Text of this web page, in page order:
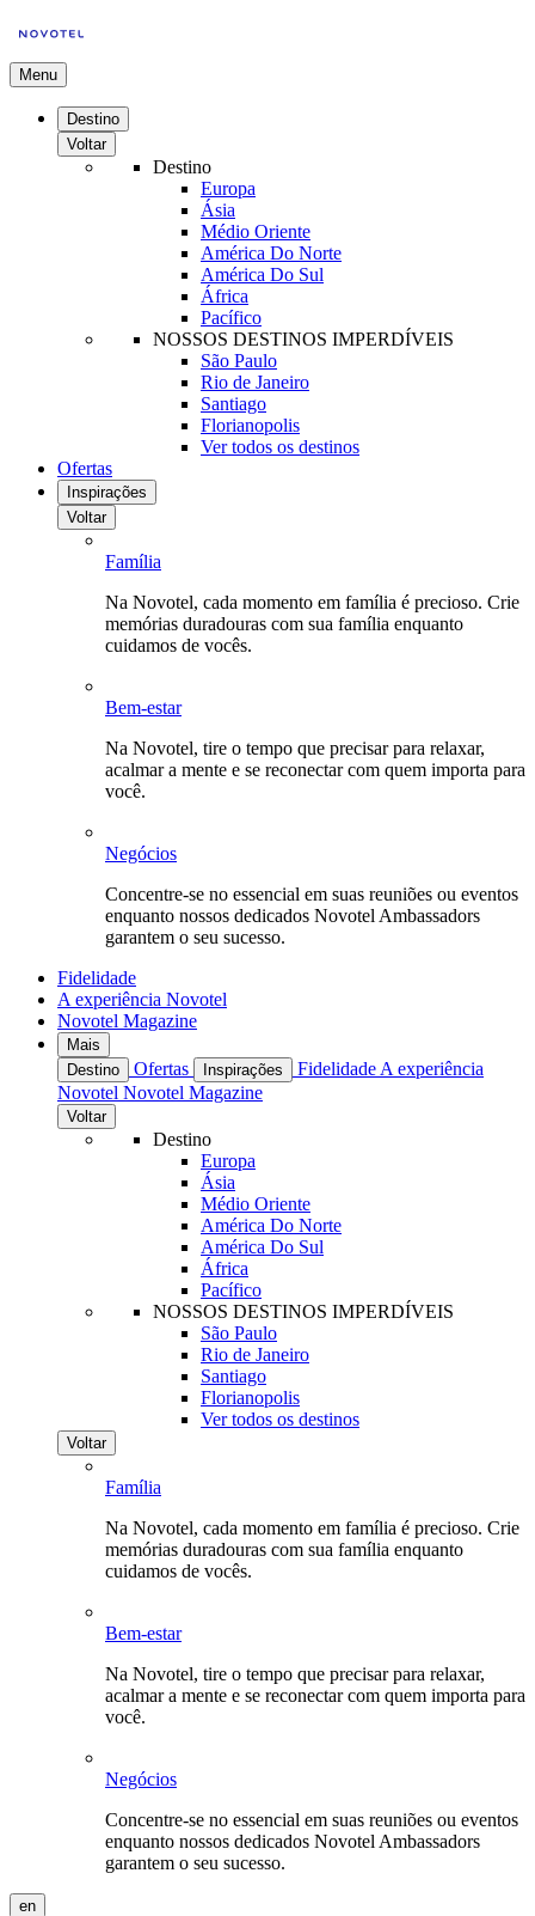
Menu
Destino
Voltar
Destino
Europa
Ásia
Médio Oriente
América Do Norte
América Do Sul
África
Pacífico
NOSSOS DESTINOS IMPERDÍVEIS
São Paulo
Rio de Janeiro
Santiago
Florianopolis
Ver todos os destinos
Ofertas
Inspirações
Voltar
Família
Na Novotel, cada momento em família é precioso. Crie
memórias duradouras com sua família enquanto
cuidamos de vocês.
Bem-estar
Na Novotel, tire o tempo que precisar para relaxar,
acalmar a mente e se reconectar com quem importa para
você.
Negócios
Concentre-se no essencial em suas reuniões ou eventos
enquanto nossos dedicados Novotel Ambassadors
garantem o seu sucesso.
Fidelidade
A experiência Novotel
Novotel Magazine
Mais
Destino
Ofertas Inspirações Fidelidade A experiência
Novotel Novotel Magazine
Voltar
Destino
Europa
Ásia
Médio Oriente
América Do Norte
América Do Sul
África
Pacífico
NOSSOS DESTINOS IMPERDÍVEIS
São Paulo
Rio de Janeiro
Santiago
Florianopolis
Ver todos os destinos
Voltar
Família
Na Novotel, cada momento em família é precioso. Crie
memórias duradouras com sua família enquanto
cuidamos de vocês.
Bem-estar
Na Novotel, tire o tempo que precisar para relaxar,
acalmar a mente e se reconectar com quem importa para
você.
Negócios
Concentre-se no essencial em suas reuniões ou eventos
enquanto nossos dedicados Novotel Ambassadors
garantem o seu sucesso.
en